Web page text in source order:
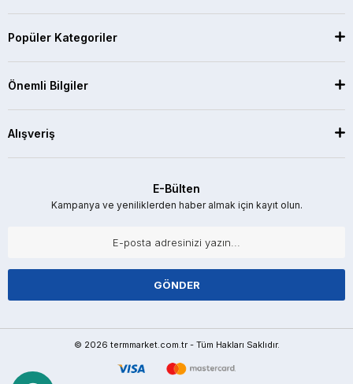
Popüler Kategoriler
Önemli Bilgiler
Alışveriş
E-Bülten
Kampanya ve yeniliklerden haber almak için kayıt olun.
GÖNDER
© 2026 termmarket.com.tr - Tüm Hakları Saklıdır.